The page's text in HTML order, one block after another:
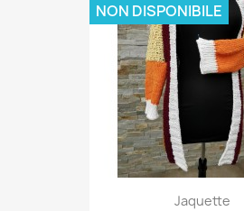
Jaquette
NON DISPONIBILE